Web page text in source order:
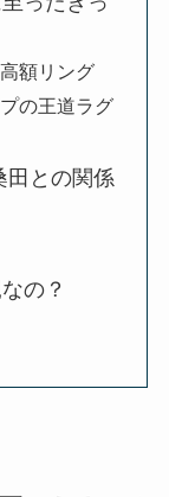
額リング
の王道ラグ
田との関係
の？